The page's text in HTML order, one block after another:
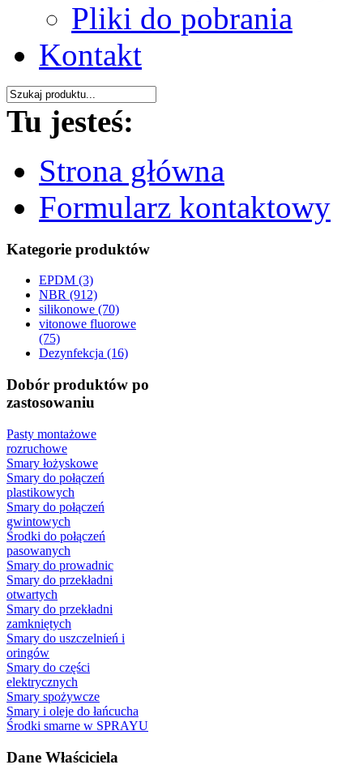
Pliki do pobrania
Kontakt
Tu jesteś:
Strona główna
Formularz kontaktowy
Kategorie produktów
EPDM (3)
NBR (912)
silikonowe (70)
vitonowe fluorowe
(75)
Dezynfekcja (16)
Dobór produktów po
zastosowaniu
Pasty montażowe
rozruchowe
Smary łożyskowe
Smary do połączeń
plastikowych
Smary do połączeń
gwintowych
Środki do połączeń
pasowanych
Smary do prowadnic
Smary do przekładni
otwartych
Smary do przekładni
zamkniętych
Smary do uszczelnień i
oringów
Smary do części
elektrycznych
Smary spożywcze
Smary i oleje do łańcucha
Środki smarne w SPRAYU
Dane Właściciela